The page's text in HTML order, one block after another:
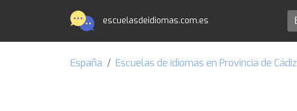
escuelasdeidiomas.com.es
España Escuelas de idiomas en Provincia de Cádiz